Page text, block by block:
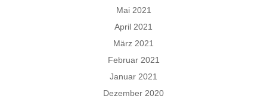
Mai 2021
April 2021
März 2021
Februar 2021
Januar 2021
Dezember 2020